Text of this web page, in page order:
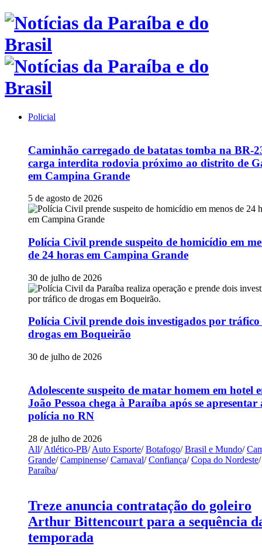
Policial
Caminhão carregado de batatas tomba na BR-
carga interdita rodovia próximo ao distrito de
em Campina Grande
5 de agosto de 2026
Polícia Civil prende suspeito de homicídio em
de 24 horas em Campina Grande
30 de julho de 2026
Polícia Civil prende dois investigados por tráfico
drogas em Boqueirão
30 de julho de 2026
Adolescente suspeito de matar homem em hotel
João Pessoa chega à Paraíba após se apresentar
polícia no RN
28 de julho de 2026
All/ Atlético-PB/ Auto Esporte/ Botafogo/ Brasil e Mundo/
Grande/ Campinense/ Carnaval/ Confiança/ Copa do Nordeste/
Paraíba/
Treze anuncia contratação do goleiro
Arthur Bittencourt para a sequência
temporada